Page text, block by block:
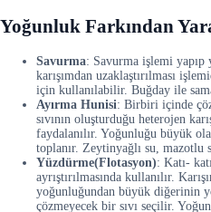
Yoğunluk Farkından
Savurma: Savurma işlemi
karışımdan uzaklaştırılması
için kullanılabilir. Buğday ile
Ayırma Hunisi: Birbiri içinde
sıvının oluşturduğu heterojen
faydalanılır. Yoğunluğu büyük
toplanır. Zeytinyağlı su, mazotlu
Yüzdürme(Flotasyon): Katı-
ayrıştırılmasında kullanılır.
yoğunluğundan büyük diğerinin
çözmeyecek bir sıvı seçilir.